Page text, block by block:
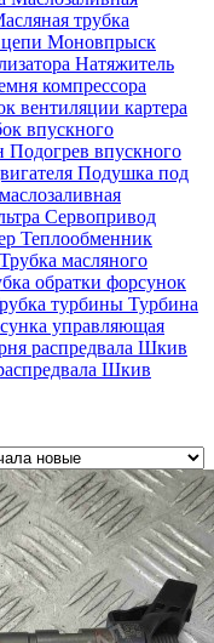
трубка
Моновпрыск
Натяжитель
компрессора
вентиляции картера
впускного
Подогрев впускного
Подушка под
Сервопривод
Теплообменник
Трубка масляного
обратки форсунок
турбины Турбина
управляющая
распредвала Шкив
Шкив